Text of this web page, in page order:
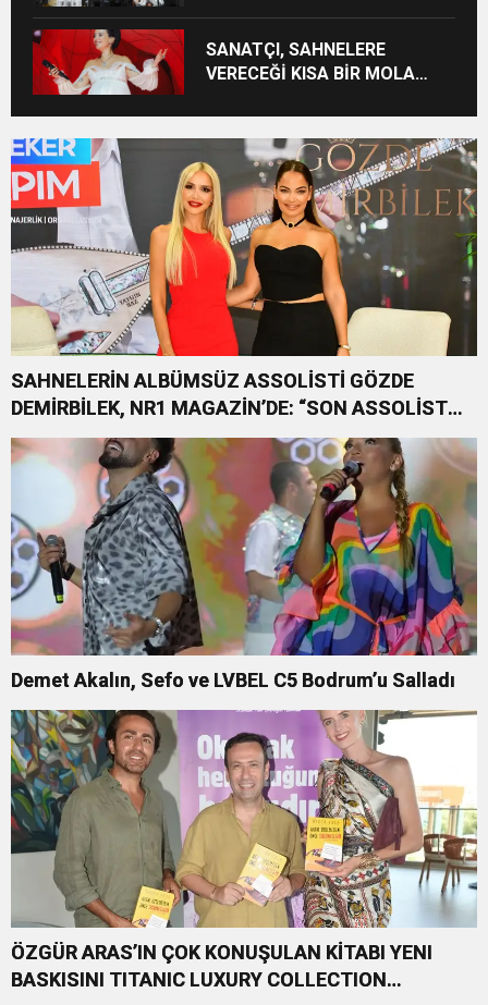
SANATÇI, SAHNELERE
VERECEĞİ KISA BİR MOLA
KEZ HARBİYE’DE OLACAK!
SAHNELERİN ALBÜMSÜZ ASSOLİSTİ GÖZDE
DEMİRBİLEK, NR1 MAGAZİN’DE: “SON ASSOLİST
OLARAK VAR OLACAĞIM!”
Demet Akalın, Sefo ve LVBEL C5 Bodrum’u Salladı
ÖZGÜR ARAS’IN ÇOK KONUŞULAN KİTABI YENI
BASKISINI TITANIC LUXURY COLLECTION